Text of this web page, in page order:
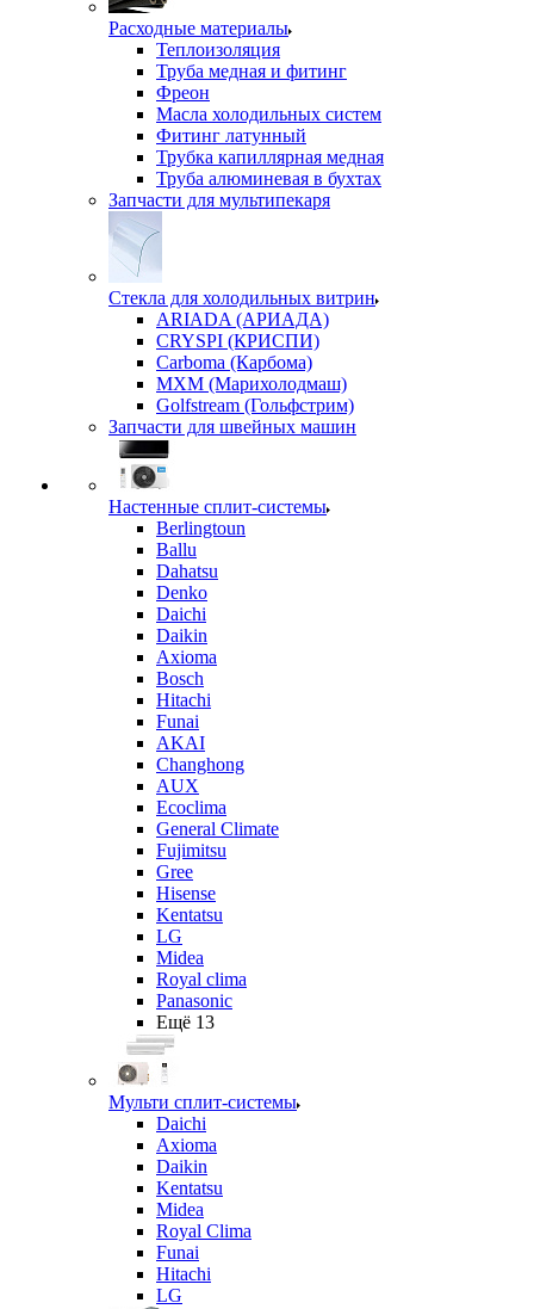
Расходные материалы
Теплоизоляция
Труба медная и фитинг
Фреон
Масла холодильных систем
Фитинг латунный
Трубка капиллярная медная
Труба алюминевая в бухтах
Запчасти для мультипекаря
Стекла для холодильных витрин
ARIADA (АРИАДА)
CRYSPI (КРИСПИ)
Carboma (Карбома)
MXM (Марихолодмаш)
Golfstream (Гольфстрим)
Запчасти для швейных машин
Настенные сплит-системы
Berlingtoun
Ballu
Dahatsu
Denko
Daichi
Daikin
Axioma
Bosch
Hitachi
Funai
AKAI
Changhong
AUX
Ecoclima
General Climate
Fujimitsu
Gree
Hisense
Kentatsu
LG
Midea
Royal clima
Panasonic
Ещё 13
Мульти сплит-системы
Daichi
Axioma
Daikin
Kentatsu
Midea
Royal Clima
Funai
Hitachi
LG